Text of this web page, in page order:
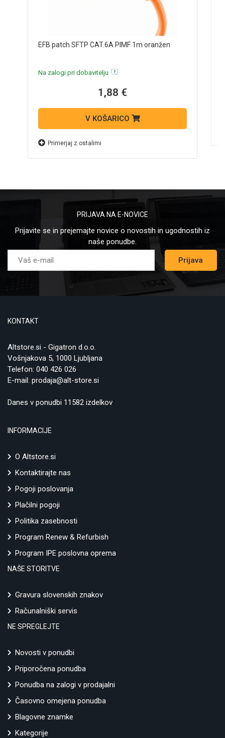
EFB patch SFTP CAT.6A PIMF 1m oranžen
Na zalogi pri dobavitelju
1,88 €
V KOŠARICO
Primerjaj z ostalimi
PRIJAVA NA E-NOVICE
Prijavite se in prejemajte novice o novostih in ugodnostih iz
naše ponudbe.
Prijava
KONTAKT
Altstore.si - Gigatron d.o.o.
Vošnjakova 5, 1000 Ljubljana
Telefon: 040 426 026
E-mail: prodaja@alt-store.si
Danes v ponudbi 11582 izdelkov
INFORMACIJE
O Altstore.si
Kontaktirajte nas
Pogoji poslovanja
Plačilni pogoji
Politika zasebnosti
Program Renew & Refurbish
Program IPE poslovna oprema
NAŠE STORITVE
Gravura slovenskih znakov
Računalniški servis
NE SPREGLEJTE
Novosti v ponudbi
Priporočena ponudba
Ponudba na zalogi v prodajalni
Časovno omejena ponudba
Blagovne znamke
Kategorije